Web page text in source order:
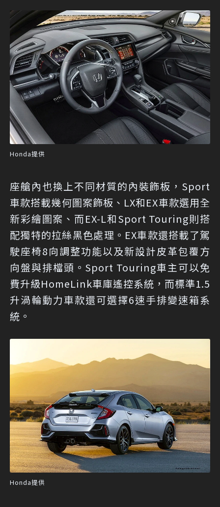
Honda提供
座艙內也換上不同材質的內裝飾板，Sport
車款搭載幾何圖案飾板、LX和EX車款選用全
新彩繪圖案、而EX-L和Sport Touring則搭
配獨特的拉絲黑色處理。EX車款還搭載了駕
駛座椅8向調整功能以及新設計皮革包覆方
向盤與排檔頭。Sport Touring車主可以免
費升級HomeLink車庫遙控系統，而標準1.5
升渦輪動力車款還可選擇6速手排變速箱系
統。
Honda提供